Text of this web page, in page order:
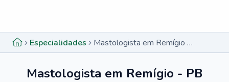
Especialidades Mastologista em Remígio - PB
Mastologista em Remígio - PB